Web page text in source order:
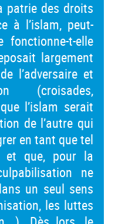
patrie des droits
à l’islam, peut-
t-elle
largement
l’adversaire et
(croisades,
l’islam serait
de l’autre qui
en tant que tel
et que, pour la
ne
un seul sens
les luttes